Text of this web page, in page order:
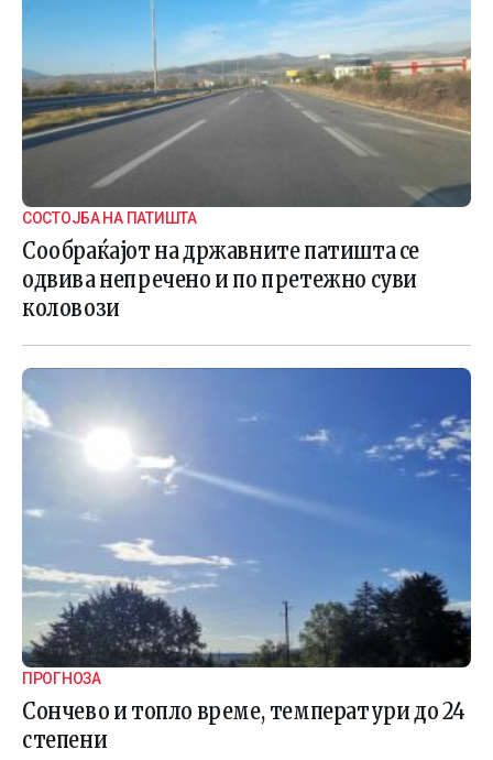
СОСТОЈБА НА ПАТИШТА
Сообраќајот на државните патишта се
одвива непречено и по претежно суви
коловози
ПРОГНОЗА
Сончево и топло време, температури до 24
степени